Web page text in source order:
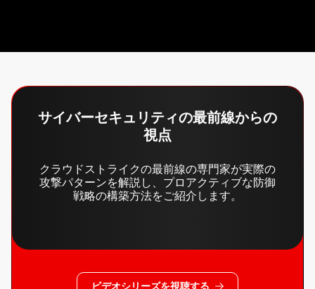
サイバーセキュリティの最前線からの
視点
クラウドストライクの最前線の専門家が実際の
攻撃パターンを解説し、プロアクティブな防御
戦略の構築方法をご紹介します。